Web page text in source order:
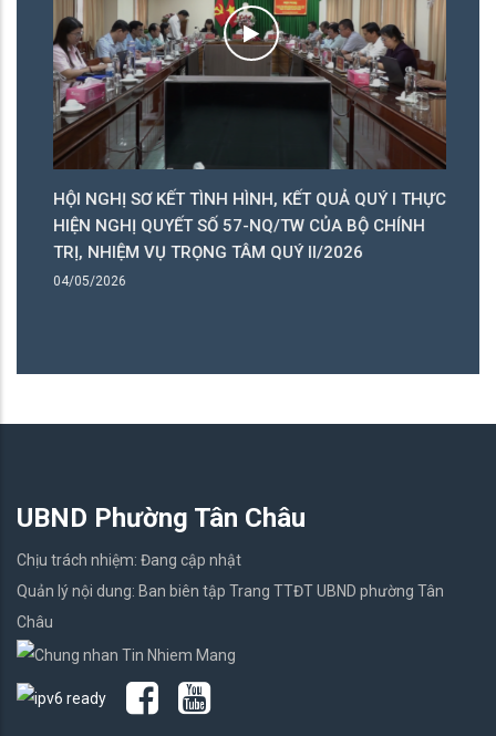
HỘI NGHỊ SƠ KẾT TÌNH HÌNH, KẾT QUẢ QUÝ I THỰC
HIỆN NGHỊ QUYẾT SỐ 57-NQ/TW CỦA BỘ CHÍNH
TRỊ, NHIỆM VỤ TRỌNG TÂM QUÝ II/2026
04/05/2026
UBND Phường Tân Châu
Chịu trách nhiệm: Đang cập nhật
Quản lý nội dung: Ban biên tập Trang TTĐT UBND phường Tân
Châu